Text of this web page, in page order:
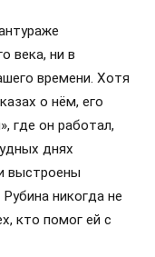
века, ни в
времени. Хотя
о нём, его
где он работал,
днях
выстроены
никогда не
кто помог ей с